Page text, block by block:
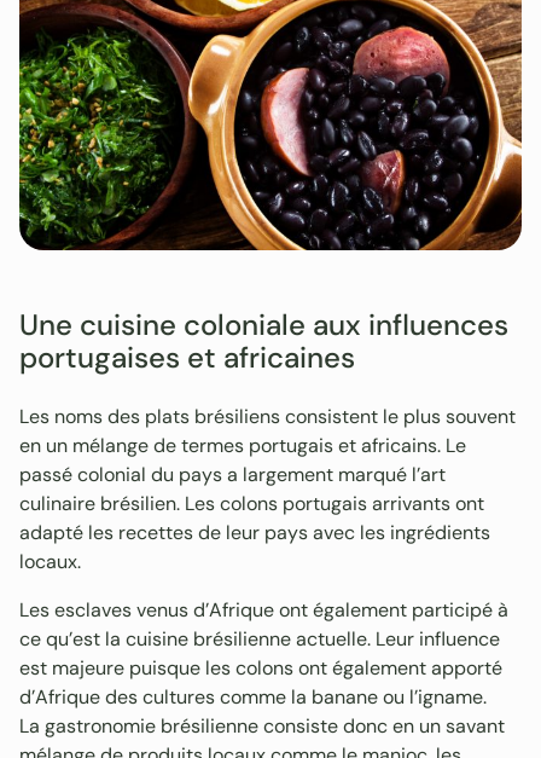
Une cuisine coloniale aux influences
portugaises et africaines
Les noms des plats brésiliens consistent le plus souvent
en un mélange de termes portugais et africains. Le
passé colonial du pays a largement marqué l’art
culinaire brésilien. Les colons portugais arrivants ont
adapté les recettes de leur pays avec les ingrédients
locaux.
Les esclaves venus d’Afrique ont également participé à
ce qu’est la cuisine brésilienne actuelle. Leur influence
est majeure puisque les colons ont également apporté
d’Afrique des cultures comme la banane ou l’igname.
La gastronomie brésilienne consiste donc en un savant